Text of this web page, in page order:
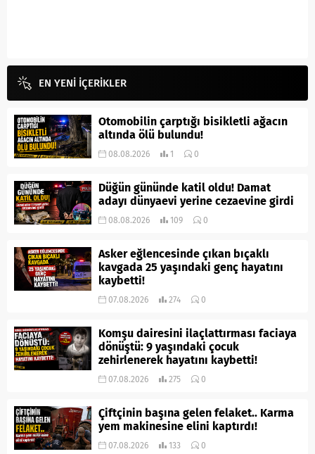
EN YENİ İÇERİKLER
Otomobilin çarptığı bisikletli ağacın
altında ölü bulundu!
08.08.2026 1 0
Düğün gününde katil oldu! Damat
adayı dünyaevi yerine cezaevine girdi
08.08.2026 109 0
Asker eğlencesinde çıkan bıçaklı
kavgada 25 yaşındaki genç hayatını
kaybetti!
07.08.2026 274 0
Komşu dairesini ilaçlattırması faciaya
dönüştü: 9 yaşındaki çocuk
zehirlenerek hayatını kaybetti!
07.08.2026 275 0
Çiftçinin başına gelen felaket.. Karma
yem makinesine elini kaptırdı!
07.08.2026 133 0